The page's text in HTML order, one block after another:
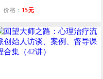
价格： 15元